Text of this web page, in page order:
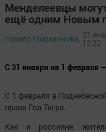
Менделеевцы
ещё одним Новым
Рахиля Мирзаянова, 31
13:32
С 31 января на 1 февраля
С 1 февраля в
права Год Тигра.
Как и россияне,